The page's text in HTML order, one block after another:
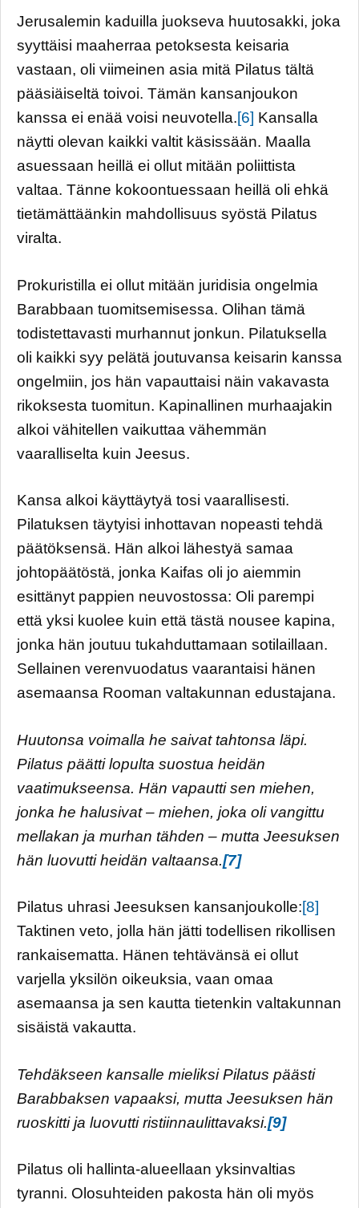
Jerusalemin kaduilla juokseva huutosakki, joka
syyttäisi maaherraa petoksesta keisaria
vastaan, oli viimeinen asia mitä Pilatus tältä
pääsiäiseltä toivoi. Tämän kansanjoukon
kanssa ei enää voisi neuvotella.[6] Kansalla
näytti olevan kaikki valtit käsissään. Maalla
asuessaan heillä ei ollut mitään poliittista
valtaa. Tänne kokoontuessaan heillä oli ehkä
tietämättäänkin mahdollisuus syöstä Pilatus
viralta.
Prokuristilla ei ollut mitään juridisia ongelmia
Barabbaan tuomitsemisessa. Olihan tämä
todistettavasti murhannut jonkun. Pilatuksella
oli kaikki syy pelätä joutuvansa keisarin kanssa
ongelmiin, jos hän vapauttaisi näin vakavasta
rikoksesta tuomitun. Kapinallinen murhaajakin
alkoi vähitellen vaikuttaa vähemmän
vaaralliselta kuin Jeesus.
Kansa alkoi käyttäytyä tosi vaarallisesti.
Pilatuksen täytyisi inhottavan nopeasti tehdä
päätöksensä. Hän alkoi lähestyä samaa
johtopäätöstä, jonka Kaifas oli jo aiemmin
esittänyt pappien neuvostossa: Oli parempi
että yksi kuolee kuin että tästä nousee kapina,
jonka hän joutuu tukahduttamaan sotilaillaan.
Sellainen verenvuodatus vaarantaisi hänen
asemaansa Rooman valtakunnan edustajana.
Huutonsa voimalla he saivat tahtonsa läpi.
Pilatus päätti lopulta suostua heidän
vaatimukseensa. Hän vapautti sen miehen,
jonka he halusivat – miehen, joka oli vangittu
mellakan ja murhan tähden – mutta Jeesuksen
hän luovutti heidän valtaansa.[7]
Pilatus uhrasi Jeesuksen kansanjoukolle:[8]
Taktinen veto, jolla hän jätti todellisen rikollisen
rankaisematta. Hänen tehtävänsä ei ollut
varjella yksilön oikeuksia, vaan omaa
asemaansa ja sen kautta tietenkin valtakunnan
sisäistä vakautta.
Tehdäkseen kansalle mieliksi Pilatus päästi
Barabbaksen vapaaksi, mutta Jeesuksen hän
ruoskitti ja luovutti ristiinnaulittavaksi.[9]
Pilatus oli hallinta-alueellaan yksinvaltias
tyranni. Olosuhteiden pakosta hän oli myös